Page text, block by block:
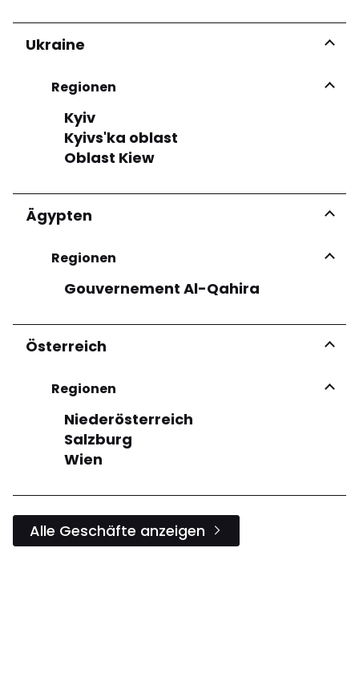
Ukraine
Regionen
Kyiv
Kyivs'ka oblast
Oblast Kiew
Ägypten
Regionen
Gouvernement Al-Qahira
Österreich
Regionen
Niederösterreich
Salzburg
Wien
Alle Geschäfte anzeigen